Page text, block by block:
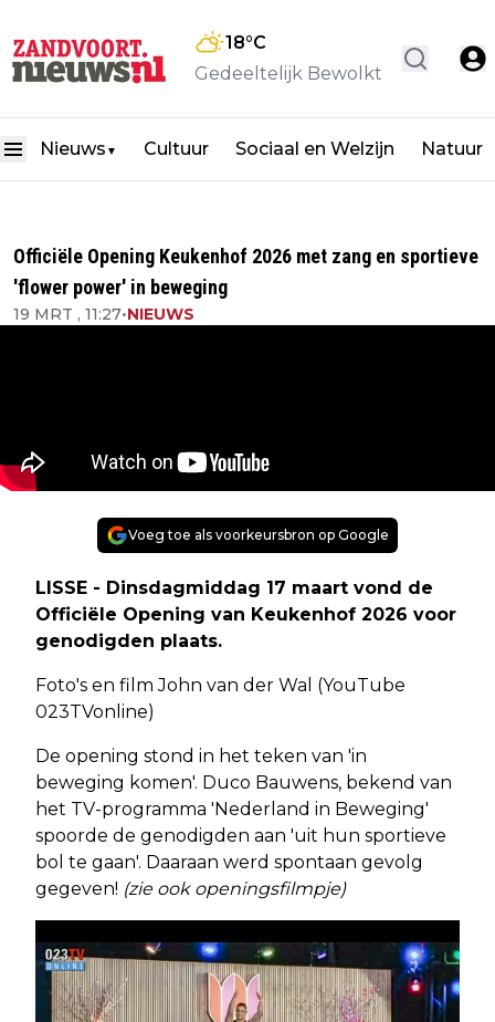
18°C
Gedeeltelijk Bewolkt
Nieuws ▼ Cultuur Sociaal en Welzijn Natuur
Officiële Opening Keukenhof 2026 met zang en sportieve
'flower power' in beweging
19 MRT , 11:27•NIEUWS
Voeg toe als voorkeursbron op Google
LISSE - Dinsdagmiddag 17 maart vond de
Officiële Opening van Keukenhof 2026 voor
genodigden plaats.
Foto's en film John van der Wal (YouTube
023TVonline)
De opening stond in het teken van 'in
beweging komen'. Duco Bauwens, bekend van
het TV-programma 'Nederland in Beweging'
spoorde de genodigden aan 'uit hun sportieve
bol te gaan'. Daaraan werd spontaan gevolg
gegeven! (zie ook openingsfilmpje)